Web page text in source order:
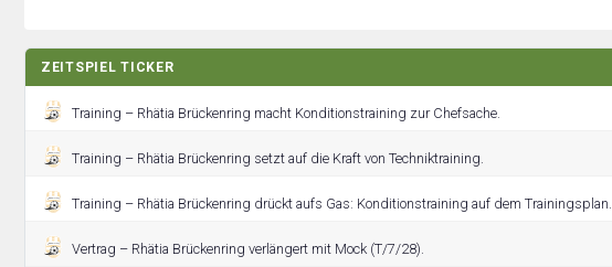
ZEITSPIEL TICKER
Training – Rhätia Brückenring macht Konditionstraining zur Chefsache.
Training – Rhätia Brückenring setzt auf die Kraft von Techniktraining.
Training – Rhätia Brückenring drückt aufs Gas: Konditionstraining auf dem Trainingsplan.
Vertrag – Rhätia Brückenring verlängert mit Mock (T/7/28).